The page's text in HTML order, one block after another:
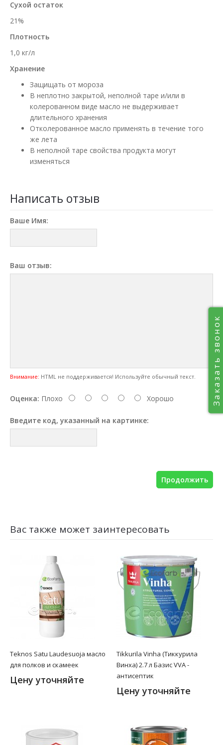
Сухой остаток
21%
Плотность
1,0 кг/л
Хранение
Защищать от мороза
В неплотно закрытой, неполной таре и/или в
колерованном виде масло не выдерживает
длительного хранения
Отколерованное масло применять в течение того
же лета
В неполной таре свойства продукта могут
изменяться
Написать отзыв
Ваше Имя:
Ваш отзыв:
Внимание: HTML не поддерживается! Используйте обычный текст.
Оценка: Плохо Хорошо
Введите код, указанный на картинке:
Продолжить
Вас также может заинтересовать
Teknos Satu Laudesuoja масло
для полков и скамеек
Цену уточняйте
Tikkurila Vinha (Тиккурила
Винха) 2.7 л Базис VVA -
антисептик
Цену уточняйте
Заказать звонок